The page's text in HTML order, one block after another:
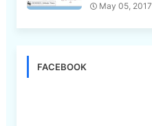
May 05, 2017
FACEBOOK